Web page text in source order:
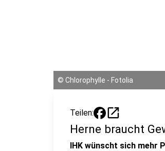
© Chlorophylle - Fotolia
Teilen: open_in_new
Herne braucht
IHK wünscht sich mehr